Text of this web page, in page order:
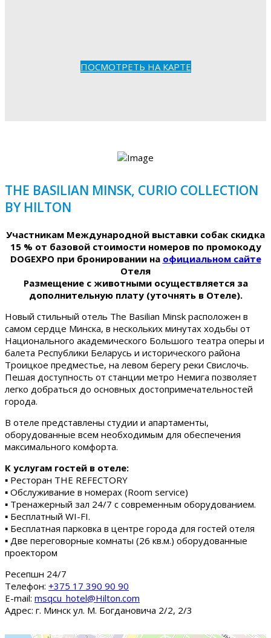
ПОСМОТРЕТЬ НА КАРТЕ
THE BASILIAN MINSK, CURIO COLLECTION
BY HILTON
Участникам Международной выставки собак скидка
15 % от базовой стоимости номеров по промокоду
DOGEXPO при бронировании на официальном сайте
Отеля
Размещение с животными осуществляется за
дополнительную плату (уточнять в Отеле).
Новый стильный отель The Basilian Minsk расположен в
самом сердце Минска, в нескольких минутах ходьбы от
Национального академического Большого театра оперы и
балета Республики Беларусь и исторического района
Троицкое предместье, на левом берегу реки Свислочь.
Пешая доступность от станции метро Немига позволяет
легко добраться до основных достопримечательностей
города.
В отеле представлены студии и апартаменты,
оборудованные всем необходимым для обеспечения
максимального комфорта.
К услугам гостей в отеле:
▪ Ресторан THE REFECTORY
▪ Обслуживание в номерах (Room service)
▪ Тренажерный зал 24/7 с современным оборудованием.
▪ Бесплатный WI-FI.
▪ Бесплатная парковка в центре города для гостей отеля
▪ Две переговорные комнаты (26 кв.м.) оборудованные
проектором
Ресепшн 24/7
Tелефон: +375 17 390 90 90
E-mail: msqcu_hotel@Hilton.com
Адрес: г. Минск ул. М. Богдановича 2/2, 2/3